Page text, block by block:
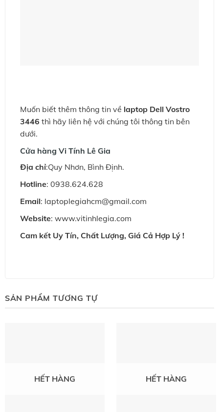
Muốn biết thêm thông tin về laptop Dell Vostro
3446 thì hãy liên hệ với chúng tôi thông tin bên
dưới.
Cửa hàng Vi Tính Lê Gia
Ðịa chỉ:Quy Nhơn, Bình Định.
Hotline: 0938.624.628
Email: laptoplegiahcm@gmail.com
Website: www.vitinhlegia.com
Cam kết Uy Tín, Chất Lượng, Giá Cả Hợp Lý !
SẢN PHẨM TƯƠNG TỰ
HẾT HÀNG HẾT HÀNG